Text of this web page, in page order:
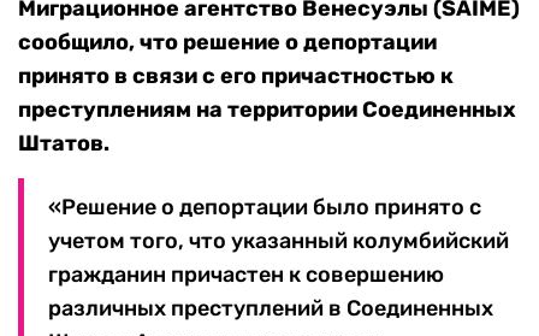
Миграционное агентство Венесуэлы (SAIME)
сообщило, что решение о депортации
принято в связи с его причастностью к
преступлениям на территории Соединенных
Штатов.
«Решение о депортации было принято с
учетом того, что указанный колумбийский
гражданин причастен к совершению
различных преступлений в Соединенных